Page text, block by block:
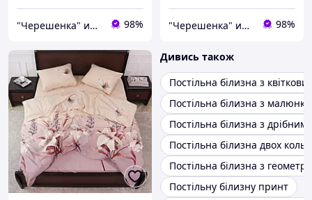
"Черешенка" интернет-магазин оптово-розничной торговли 98% "Черешенка" интернет-магазин оптово-розничной торговли 98%
Дивись також
Постільна білизна з
Постільна білизна з
Постільна білизна з
Постільна білизна двох
Постільна білизна з
Постільну білизну принт